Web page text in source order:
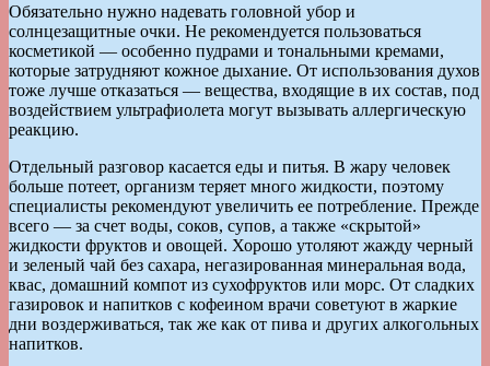
Обязательно нужно надевать головной убор и
солнцезащитные очки. Не рекомендуется пользоваться
косметикой — особенно пудрами и тональными кремами,
которые затрудняют кожное дыхание. От использования духов
тоже лучше отказаться — вещества, входящие в их состав, под
воздействием ультрафиолета могут вызывать аллергическую
реакцию.
Отдельный разговор касается еды и питья. В жару человек
больше потеет, организм теряет много жидкости, поэтому
специалисты рекомендуют увеличить ее потребление. Прежде
всего — за счет воды, соков, супов, а также «скрытой»
жидкости фруктов и овощей. Хорошо утоляют жажду черный
и зеленый чай без сахара, негазированная минеральная вода,
квас, домашний компот из сухофруктов или морс. От сладких
газировок и напитков с кофеином врачи советуют в жаркие
дни воздерживаться, так же как от пива и других алкогольных
напитков.